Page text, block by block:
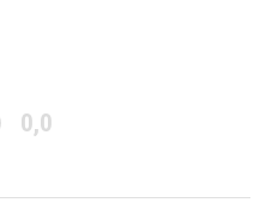
0,0